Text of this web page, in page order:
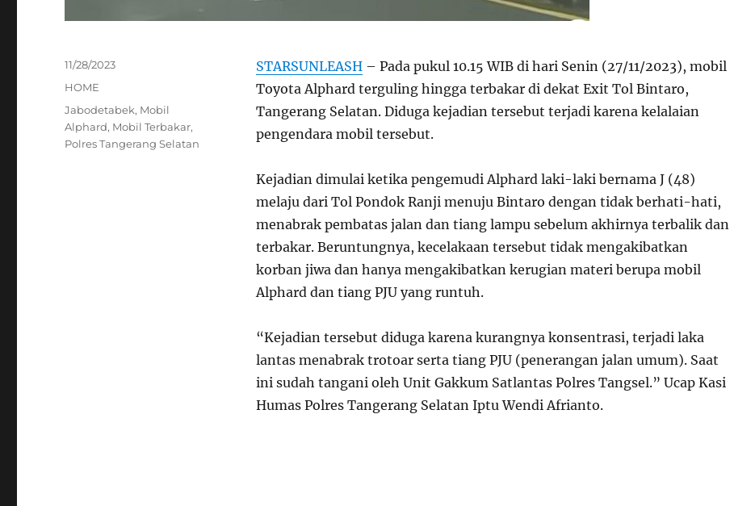
STARSUNLEASH– Pada pukul 10.15 WIB di hari Senin (27/11/2023), mobil
Toyota Alphard terguling hingga terbakar di dekat Exit Tol Bintaro,
Tangerang Selatan. Diduga kejadian tersebut terjadi karena kelalaian
pengendara mobil tersebut.
Kejadian dimulai ketika pengemudi Alphard laki-laki bernama J (48)
melaju dari Tol Pondok Ranji menuju Bintaro dengan tidak berhati-hati,
menabrak pembatas jalan dan tiang lampu sebelum akhirnya terbalik dan
terbakar. Beruntungnya, kecelakaan tersebut tidak mengakibatkan
korban jiwa dan hanya mengakibatkan kerugian materi berupa mobil
Alphard dan tiang PJU yang runtuh.
“Kejadian tersebut diduga karena kurangnya konsentrasi, terjadi laka
lantas menabrak trotoar serta tiang PJU (penerangan jalan umum). Saat
ini sudah tangani oleh Unit Gakkum Satlantas Polres Tangsel.” Ucap Kasi
Humas Polres Tangerang Selatan Iptu Wendi Afrianto.
Posted
on
11/28/2023
Categories
HOME
Tags
Jabodetabek, Mobil
Alphard, Mobil Terbakar,
Polres Tangerang Selatan